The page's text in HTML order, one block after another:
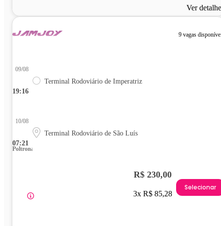
Ver
9 vagas
19:16
09/08
Terminal Rodoviário de Imperatriz
07:21
10/08
Terminal Rodoviário de São Luís
Poltrona
R$ 230,00
3x R$ 85,28
Selecionar